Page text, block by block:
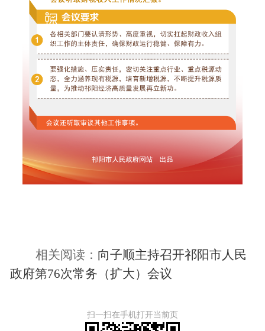
相关阅读： 向子顺主持召开祁阳市人民
政府第76次常务（扩大）会议
扫一扫在手机打开当前页